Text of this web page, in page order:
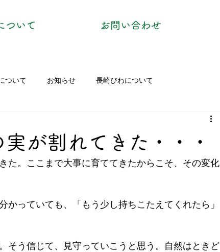
ついて お問い合わせ
ついて お知らせ 長崎びわについて
が割れてきた・・・
た。ここまで大事に育ててきたからこそ、その変化
かっていても、「もう少し持ちこたえてくれたら」
そう信じて、見守っていこうと思う。自然はときど